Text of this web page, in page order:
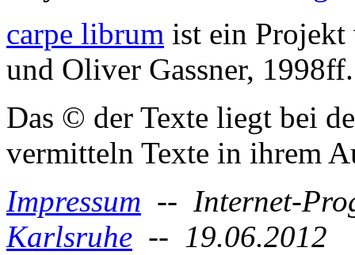
carpe librum ist ein
und Oliver Gassner, 1998ff.
Das © der Texte liegt bei
vermitteln Texte in
Impressum -- Internet-
Karlsruhe -- 19.06.2012